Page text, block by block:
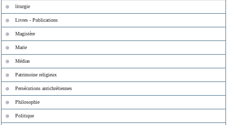
liturgie
Livres - Publications
Magistère
Marie
Médias
Patrimoine religieux
Persécutions antichrétiennes
Philosophie
Politique